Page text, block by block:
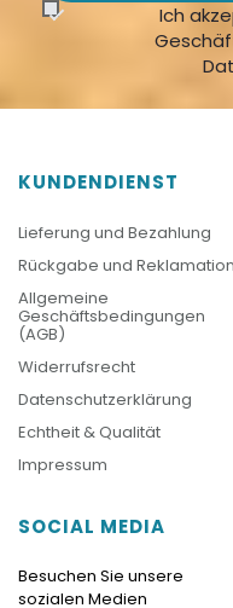
Ich
KUNDENDIENST
Lieferung und Bezahlung
Rückgabe und Reklamation
Allgemeine
Geschäftsbedingungen
(AGB)
Widerrufsrecht
Datenschutzerklärung
Echtheit & Qualität
Impressum
SOCIAL MEDIA
Besuchen Sie unsere
sozialen Medien